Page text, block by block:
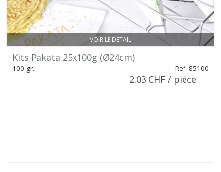
VOIR LE DÉTAIL
Kits Pakata 25x100g (Ø24cm)
100 gr. Ref: 85100
2.03 CHF / pièce